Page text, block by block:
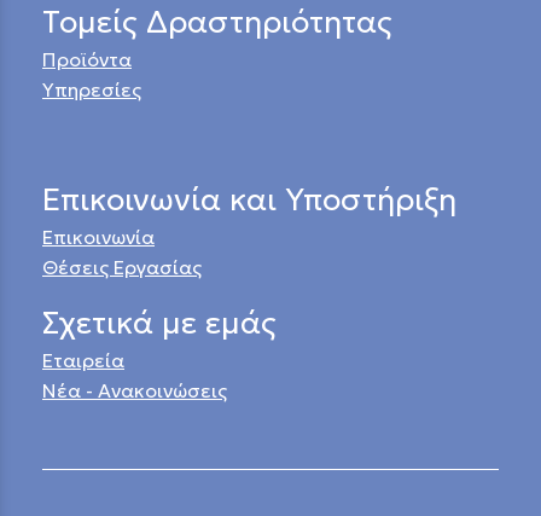
Τομείς Δραστηριότητας
Προϊόντα
Υπηρεσίες
Επικοινωνία και Υποστήριξη
Επικοινωνία
Θέσεις Εργασίας
Σχετικά με εμάς
Εταιρεία
Νέα - Ανακοινώσεις